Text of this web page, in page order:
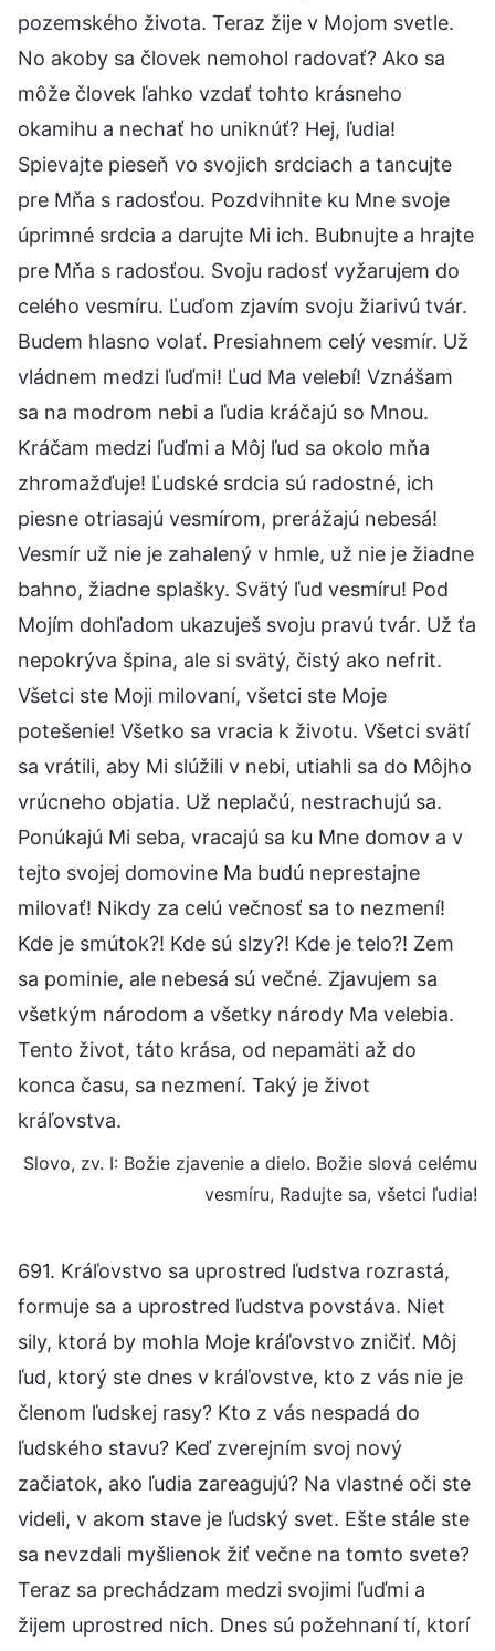
pozemského života. Teraz žije v Mojom svetle.
No akoby sa človek nemohol radovať? Ako sa
môže človek ľahko vzdať tohto krásneho
okamihu a nechať ho uniknúť? Hej, ľudia!
Spievajte pieseň vo svojich srdciach a tancujte
pre Mňa s radosťou. Pozdvihnite ku Mne svoje
úprimné srdcia a darujte Mi ich. Bubnujte a hrajte
pre Mňa s radosťou. Svoju radosť vyžarujem do
celého vesmíru. Ľuďom zjavím svoju žiarivú tvár.
Budem hlasno volať. Presiahnem celý vesmír. Už
vládnem medzi ľuďmi! Ľud Ma velebí! Vznášam
sa na modrom nebi a ľudia kráčajú so Mnou.
Kráčam medzi ľuďmi a Môj ľud sa okolo mňa
zhromažďuje! Ľudské srdcia sú radostné, ich
piesne otriasajú vesmírom, prerážajú nebesá!
Vesmír už nie je zahalený v hmle, už nie je žiadne
bahno, žiadne splašky. Svätý ľud vesmíru! Pod
Mojím dohľadom ukazuješ svoju pravú tvár. Už ťa
nepokrýva špina, ale si svätý, čistý ako nefrit.
Všetci ste Moji milovaní, všetci ste Moje
potešenie! Všetko sa vracia k životu. Všetci svätí
sa vrátili, aby Mi slúžili v nebi, utiahli sa do Môjho
vrúcneho objatia. Už neplačú, nestrachujú sa.
Ponúkajú Mi seba, vracajú sa ku Mne domov a v
tejto svojej domovine Ma budú neprestajne
milovať! Nikdy za celú večnosť sa to nezmení!
Kde je smútok?! Kde sú slzy?! Kde je telo?! Zem
sa pominie, ale nebesá sú večné. Zjavujem sa
všetkým národom a všetky národy Ma velebia.
Tento život, táto krása, od nepamäti až do
konca času, sa nezmení. Taký je život
kráľovstva.
Slovo, zv. I: Božie zjavenie a dielo. Božie slová celému
vesmíru, Radujte sa, všetci ľudia!
691. Kráľovstvo sa uprostred ľudstva rozrastá,
formuje sa a uprostred ľudstva povstáva. Niet
sily, ktorá by mohla Moje kráľovstvo zničiť. Môj
ľud, ktorý ste dnes v kráľovstve, kto z vás nie je
členom ľudskej rasy? Kto z vás nespadá do
ľudského stavu? Keď zverejním svoj nový
začiatok, ako ľudia zareagujú? Na vlastné oči ste
videli, v akom stave je ľudský svet. Ešte stále ste
sa nevzdali myšlienok žiť večne na tomto svete?
Teraz sa prechádzam medzi svojimi ľuďmi a
žijem uprostred nich. Dnes sú požehnaní tí, ktorí